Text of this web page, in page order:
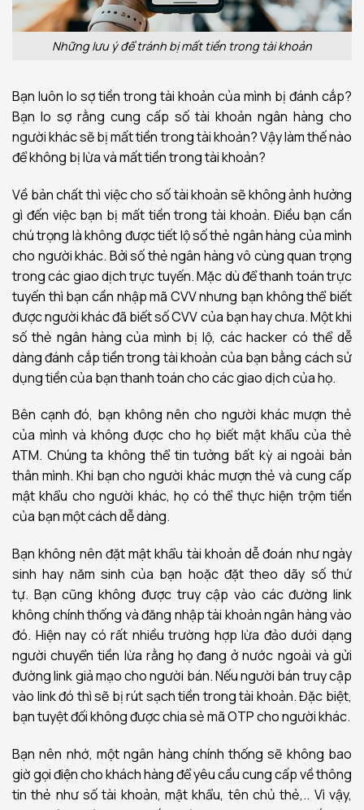
Những lưu ý để tránh bị mất tiền trong tài khoản
Bạn luôn lo sợ tiền trong tài khoản của mình bị đánh cắp?
Bạn lo sợ rằng cung cấp số tài khoản ngân hàng cho
người khác sẽ bị mất tiền trong tài khoản? Vậy làm thế nào
để không bị lừa và mất tiền trong tài khoản?
Về bản chất thì việc cho số tài khoản sẽ không ảnh hưởng
gì đến việc bạn bị mất tiền trong tài khoản. Điều bạn cần
chú trọng là không được tiết lộ số thẻ ngân hàng của mình
cho người khác. Bởi số thẻ ngân hàng vô cùng quan trọng
trong các giao dịch trực tuyến. Mặc dù để thanh toán trực
tuyến thì bạn cần nhập mã CVV nhưng bạn không thể biết
được người khác đã biết số CVV của bạn hay chưa. Một khi
số thẻ ngân hàng của mình bị lộ, các hacker có thể dễ
dàng đánh cắp tiền trong tài khoản của bạn bằng cách sử
dụng tiền của bạn thanh toán cho các giao dịch của họ.
Bên cạnh đó, bạn không nên cho người khác mượn thẻ
của mình và không được cho họ biết mật khẩu của thẻ
ATM. Chúng ta không thể tin tưởng bất kỳ ai ngoài bản
thân mình. Khi bạn cho người khác mượn thẻ và cung cấp
mật khẩu cho người khác, họ có thể thực hiện trộm tiền
của bạn một cách dễ dàng.
Bạn không nên đặt mật khẩu tài khoản dễ đoán như ngày
sinh hay năm sinh của bạn hoặc đặt theo dãy số thứ
tự. Bạn cũng không được truy cập vào các đường link
không chính thống và đăng nhập tài khoản ngân hàng vào
đó. Hiện nay có rất nhiều trường hợp lừa đảo dưới dạng
người chuyển tiền lừa rằng họ đang ở nước ngoài và gửi
đường link giả mạo cho người bán. Nếu người bán truy cập
vào link đó thì sẽ bị rút sạch tiền trong tài khoản. Đặc biệt,
bạn tuyệt đối không được chia sẻ mã OTP cho người khác.
Bạn nên nhớ, một ngân hàng chính thống sẽ không bao
giờ gọi điện cho khách hàng để yêu cầu cung cấp về thông
tin thẻ như số tài khoản, mật khẩu, tên chủ thẻ,.. Vì vậy,